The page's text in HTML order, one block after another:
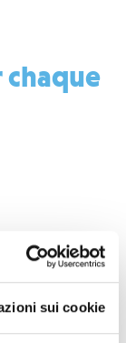
sui cookie
chaque
que les familles
à ses